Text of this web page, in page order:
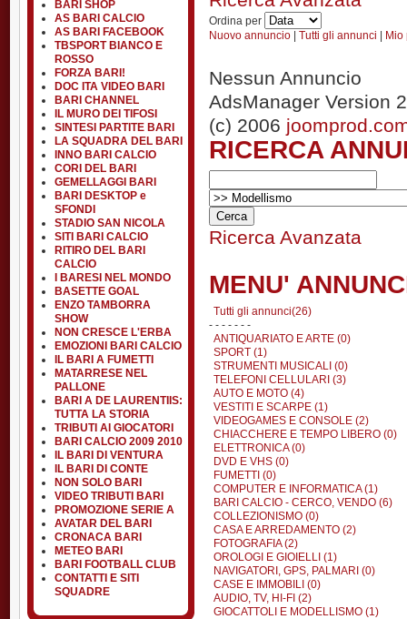
BARI SHOP
AS BARI CALCIO
AS BARI FACEBOOK
TBSPORT BIANCO E
ROSSO
FORZA BARI!
DOC ITA VIDEO BARI
BARI CHANNEL
IL MURO DEI TIFOSI
SINTESI PARTITE BARI
LA SQUADRA DEL BARI
INNO BARI CALCIO
CORI DEL BARI
GEMELLAGGI BARI
BARI DESKTOP e
SFONDI
STADIO SAN NICOLA
SITI BARI CALCIO
RITIRO DEL BARI
CALCIO
I BARESI NEL MONDO
BASETTE GOAL
ENZO TAMBORRA
SHOW
NON CRESCE L'ERBA
EMOZIONI BARI CALCIO
IL BARI A FUMETTI
MATARRESE NEL
PALLONE
BARI A DE LAURENTIIS:
TUTTA LA STORIA
TRIBUTI AI GIOCATORI
BARI CALCIO 2009 2010
IL BARI DI VENTURA
IL BARI DI CONTE
NON SOLO BARI
VIDEO TRIBUTI BARI
PROMOZIONE SERIE A
AVATAR DEL BARI
CRONACA BARI
METEO BARI
BARI FOOTBALL CLUB
CONTATTI E SITI
SQUADRE
Ordina per
Nuovo annuncio | Tutti gli annunci | Mio
Nessun Annuncio
AdsManager Version
(c) 2006
RICERCA
Ricerca Avanzata
MENU'
Tutti gli annunci(26)
- - - - - - -
ANTIQUARIATO E ARTE (0)
SPORT (1)
STRUMENTI MUSICALI (0)
TELEFONI CELLULARI (3)
AUTO E MOTO (4)
VESTITI E SCARPE (1)
VIDEOGAMES E CONSOLE (2)
CHIACCHERE E TEMPO LIBERO (0)
ELETTRONICA (0)
DVD E VHS (0)
FUMETTI (0)
COMPUTER E INFORMATICA (1)
BARI CALCIO - CERCO, VENDO (6)
COLLEZIONISMO (0)
CASA E ARREDAMENTO (2)
FOTOGRAFIA (2)
OROLOGI E GIOIELLI (1)
NAVIGATORI, GPS, PALMARI (0)
CASE E IMMOBILI (0)
AUDIO, TV, HI-FI (2)
GIOCATTOLI E MODELLISMO (1)